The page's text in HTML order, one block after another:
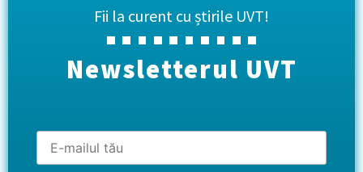
Fii la curent cu știrile UVT!
Newsletterul UVT